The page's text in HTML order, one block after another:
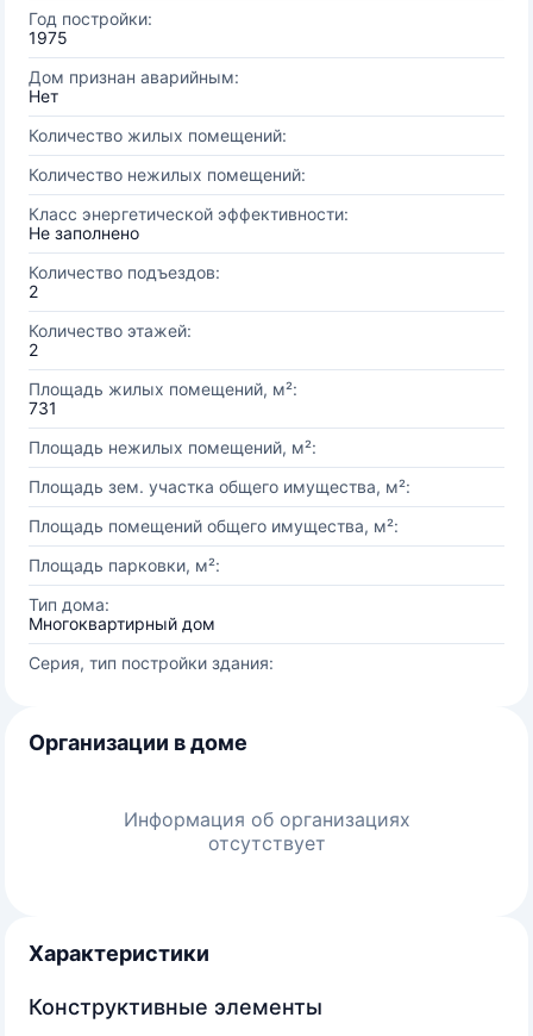
Год постройки:
1975
Дом признан аварийным:
Нет
Количество жилых помещений:
Количество нежилых помещений:
Класс энергетической эффективности:
Не заполнено
Количество подъездов:
2
Количество этажей:
2
Площадь жилых помещений, м²:
731
Площадь нежилых помещений, м²:
Площадь зем. участка общего имущества, м²:
Площадь помещений общего имущества, м²:
Площадь парковки, м²:
Тип дома:
Многоквартирный дом
Серия, тип постройки здания:
Организации в доме
Информация об организациях
отсутствует
Характеристики
Конструктивные элементы